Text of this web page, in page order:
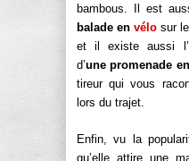
bambous. Il est
balade en vélo sur
et il existe aussi
d’une promenade
tireur qui vous
lors du trajet.
Enfin, vu la
qu’elle attire une